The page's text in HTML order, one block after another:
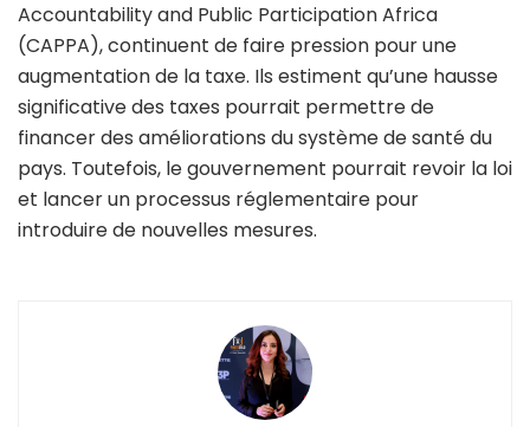
Accountability and Public Participation Africa
(CAPPA), continuent de faire pression pour une
augmentation de la taxe. Ils estiment qu’une hausse
significative des taxes pourrait permettre de
financer des améliorations du système de santé du
pays. Toutefois, le gouvernement pourrait revoir la loi
et lancer un processus réglementaire pour
introduire de nouvelles mesures.